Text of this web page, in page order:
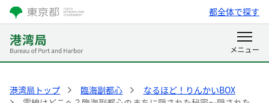
都全体で探す
港湾局トップ 臨海副都心
なるほど！りんかいBOX